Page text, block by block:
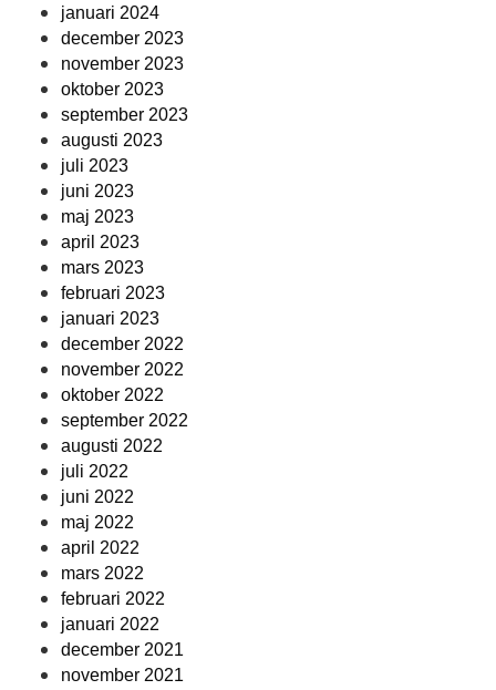
januari 2024
december 2023
november 2023
oktober 2023
september 2023
augusti 2023
juli 2023
juni 2023
maj 2023
april 2023
mars 2023
februari 2023
januari 2023
december 2022
november 2022
oktober 2022
september 2022
augusti 2022
juli 2022
juni 2022
maj 2022
april 2022
mars 2022
februari 2022
januari 2022
december 2021
november 2021